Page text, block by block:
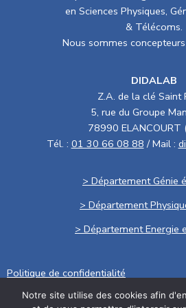
en Sciences Physiques,
& Télécoms.
Nous sommes
DIDALAB
Z.A. de la clé Saint
5, rue du Groupe
78990 ELANCOURT
Tél. : 01 30 66 08 88 / Mail :
> Département Génie
> Département
> Département Energie
Politique de confidentialité
Notre site utilise des cookies afin